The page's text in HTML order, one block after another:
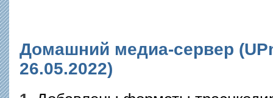
Домашний медиа-сервер
26.05.2022)